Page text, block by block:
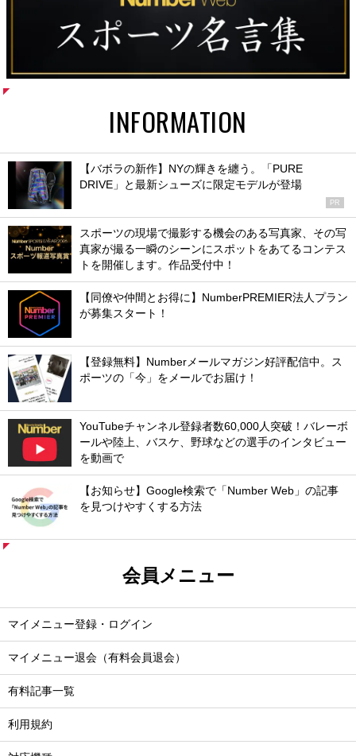
INFORMATION
【バボラの新作】NYの輝きを纏う。「PURE
DRIVE」と最新シューズに限定モデルが登場
PR
スポーツの現場で撮影する機会のある写真家、その写
真家が撮る一瞬のシーンにスポットをあてるコンテス
トを開催します。作品受付中！
【同僚や仲間とお得に】NumberPREMIER法人プラン
が募集スタート！
【登録無料】Numberメールマガジン好評配信中。ス
ポーツの「今」をメールでお届け！
YouTubeチャンネル登録者数60,000人突破！バレーボ
ールや陸上、バスケ、野球などの選手のインタビュー
を動画で
【お知らせ】Google検索で「Number Web」の記事
を見つけやすくする方法
会員メニュー
マイメニュー登録・ログイン
マイメニュー退会（有料会員退会）
有料記事一覧
利用規約